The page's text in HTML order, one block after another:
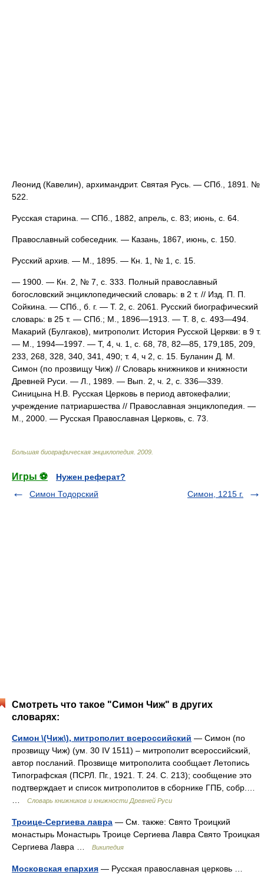
Леонид (Кавелин), архимандрит. Святая Русь. — СПб., 1891. №
522.
Русская старина. — СПб., 1882, апрель, с. 83; июнь, с. 64.
Православный собеседник. — Казань, 1867, июнь, с. 150.
Русский архив. — М., 1895. — Кн. 1, № 1, с. 15.
— 1900. — Кн. 2, № 7, с. 333. Полный православный
богословский энциклопедический словарь: в 2 т. // Изд. П. П.
Сойкина. — СПб., б. г. — Т. 2, с. 2061. Русский биографический
словарь: в 25 т. — СПб.; М., 1896—1913. — Т. 8, с. 493—494.
Макарий (Булгаков), митрополит. История Русской Церкви: в 9 т.
— М., 1994—1997. — Т, 4, ч. 1, с. 68, 78, 82—85, 179,185, 209,
233, 268, 328, 340, 341, 490; т. 4, ч 2, с. 15. Буланин Д. М.
Симон (по прозвищу Чиж) // Словарь книжников и книжности
Древней Руси. — Л., 1989. — Вып. 2, ч. 2, с. 336—339.
Синицына Н.В. Русская Церковь в период автокефалии;
учреждение патриаршества // Православная энциклопедия. —
М., 2000. — Русская Православная Церковь, с. 73.
Большая биографическая энциклопедия 2009
Игры ⚽
Нужен реферат?
Симон Тодорский
Симон, 1215 г.
Смотреть что такое "Симон Чиж" в других
словарях:
Симон \(Чиж\), митрополит всероссийский — Симон (по
прозвищу Чиж) (ум. 30 IV 1511) – митрополит всероссийский,
автор посланий. Прозвище митрополита сообщает Летопись
Типографская (ПСРЛ. Пг., 1921. Т. 24. С. 213); сообщение это
подтверждает и список митрополитов в сборнике ГПБ, собр.…
Словарь книжников и книжности Древней Руси
Троице-Сергиева лавра — См. также: Свято Троицкий
монастырь Монастырь Троице Сергиева Лавра Свято Троицкая
Сергиева Лавра …
Википедия
Московская епархия — Русская православная церковь …